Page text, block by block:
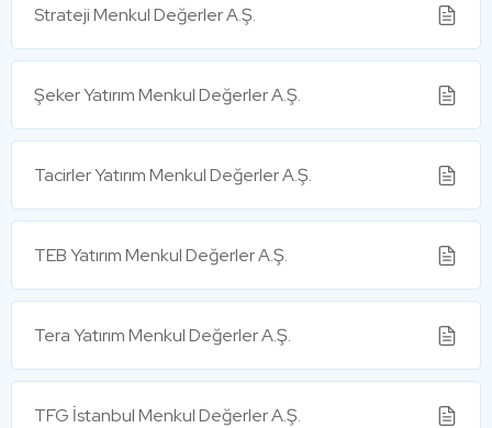
Strateji Menkul Değerler A.Ş.
Şeker Yatırım Menkul Değerler A.Ş.
Tacirler Yatırım Menkul Değerler A.Ş.
TEB Yatırım Menkul Değerler A.Ş.
Tera Yatırım Menkul Değerler A.Ş.
TFG İstanbul Menkul Değerler A.Ş.